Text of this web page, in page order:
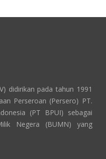
didirikan pada tahun 1991
Perseroan (Persero) PT.
(PT BPUI) sebagai
Negera (BUMN) yang